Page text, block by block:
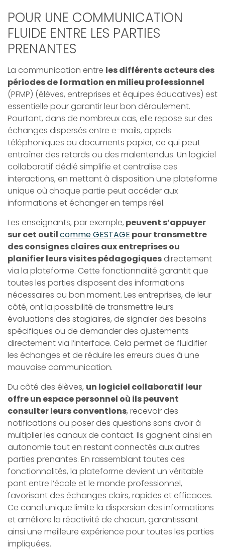
POUR UNE COMMUNICATION
FLUIDE ENTRE LES PARTIES
PRENANTES
La communication entre les différents acteurs des
périodes de formation en milieu professionnel
(PFMP) (élèves, entreprises et équipes éducatives) est
essentielle pour garantir leur bon déroulement.
Pourtant, dans de nombreux cas, elle repose sur des
échanges dispersés entre e-mails, appels
téléphoniques ou documents papier, ce qui peut
entraîner des retards ou des malentendus. Un logiciel
collaboratif dédié simplifie et centralise ces
interactions, en mettant à disposition une plateforme
unique où chaque partie peut accéder aux
informations et échanger en temps réel.
Les enseignants, par exemple, peuvent s’appuyer
sur cet outilcomme GESTAGE pour transmettre
des consignes claires aux entreprises ou
planifier leurs visites pédagogiques directement
via la plateforme. Cette fonctionnalité garantit que
toutes les parties disposent des informations
nécessaires au bon moment. Les entreprises, de leur
côté, ont la possibilité de transmettre leurs
évaluations des stagiaires, de signaler des besoins
spécifiques ou de demander des ajustements
directement via l’interface. Cela permet de fluidifier
les échanges et de réduire les erreurs dues à une
mauvaise communication.
Du côté des élèves, un logiciel collaboratif leur
offre un espace personnel où ils peuvent
consulter leurs conventions, recevoir des
notifications ou poser des questions sans avoir à
multiplier les canaux de contact. Ils gagnent ainsi en
autonomie tout en restant connectés aux autres
parties prenantes. En rassemblant toutes ces
fonctionnalités, la plateforme devient un véritable
pont entre l’école et le monde professionnel,
favorisant des échanges clairs, rapides et efficaces.
Ce canal unique limite la dispersion des informations
et améliore la réactivité de chacun, garantissant
ainsi une meilleure expérience pour toutes les parties
impliquées.